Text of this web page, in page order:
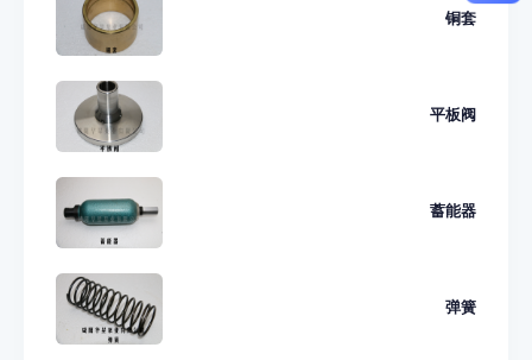
铜套
平板阀
蓄能器
弹簧